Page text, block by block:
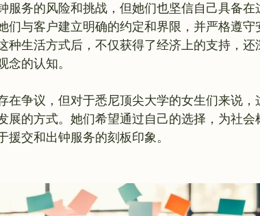
服务的风险和挑战，但她们也坚信自己具备在
们与客户建立明确的约定和界限，并严格遵守
种生活方式后，不仅获得了经济上的支持，还
念的认知。
在争议，但对于悉尼顶尖大学的女生们来说，
展的方式。她们希望通过自己的选择，为社会
交和出钟服务的刻板印象。